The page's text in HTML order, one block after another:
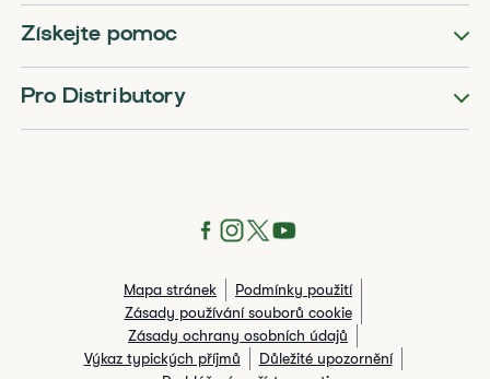
Získejte pomoc
Pro Distributory
Mapa stránek
Podmínky použití
Zásady používání souborů cookie
Zásady ochrany osobních údajů
Výkaz typických příjmů
Důležité upozornění